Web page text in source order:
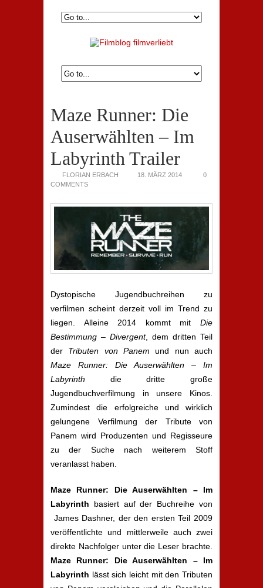
Maze Runner: Die
Auserwählten – Im
Labyrinth Trailer
FLORIAN ERBACH 18. MÄRZ 2014
0
COMMENTS
Dystopische Jugendbuchreihen zu
verfilmen scheint derzeit voll im Trend zu
liegen. Alleine 2014 kommt mit Die
Bestimmung – Divergent, dem dritten Teil
der Tributen von Panemund nun auch
Maze Runner: Die Auserwählten – Im
Labyrinth die dritte große
Jugendbuchverfilmung in unsere Kinos.
Zumindest die erfolgreiche und wirklich
gelungene Verfilmung der Tribute von
Panem wird Produzenten und Regisseure
zu der Suche nach weiterem Stoff
veranlasst haben.
Maze Runner: Die Auserwählten – Im
Labyrinth basiert auf der Buchreihe von
James Dashner, der den ersten Teil 2009
veröffentlichte und mittlerweile auch zwei
direkte Nachfolger unter die Leser brachte.
Maze Runner: Die Auserwählten – Im
Labyrinth lässt sich leicht mit den Tributen